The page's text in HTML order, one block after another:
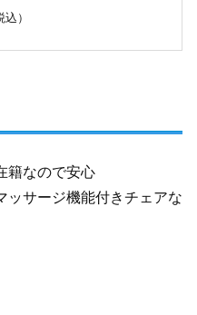
）
籍なので安心
ッサージ機能付きチェアな